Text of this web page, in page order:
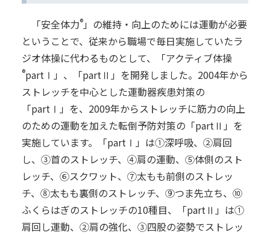
「安全体力®」の維持・向上のためには運動が必要
ということで、従来から職場で毎日実施していたラ
ジオ体操に代わるものとして、「アクティブ体操
®partⅠ」、「partⅡ」を開発しました。2004年から
ストレッチを中心とした運動器疾患対策の
「partⅠ」を、2009年からストレッチに筋力の向上
のための運動を加えた転倒予防対策の「partⅡ」を
実施しています。「partⅠ」は①深呼吸、②肩回
し、③首のストレッチ、④肩の運動、⑤体側のスト
レッチ、⑥スクワット、⑦太もも前側のストレッ
チ、⑧太もも裏側のストレッチ、⑨つま先立ち、⑩
ふくらはぎのストレッチの10種目、「partⅡ」は①
肩回し運動、②肩の強化、③四股の姿勢でストレッ